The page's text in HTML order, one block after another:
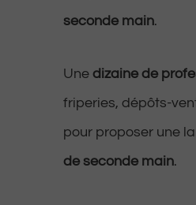
seconde main.
Une dizaine de
friperies, dépôts-
pour proposer une
de seconde main.